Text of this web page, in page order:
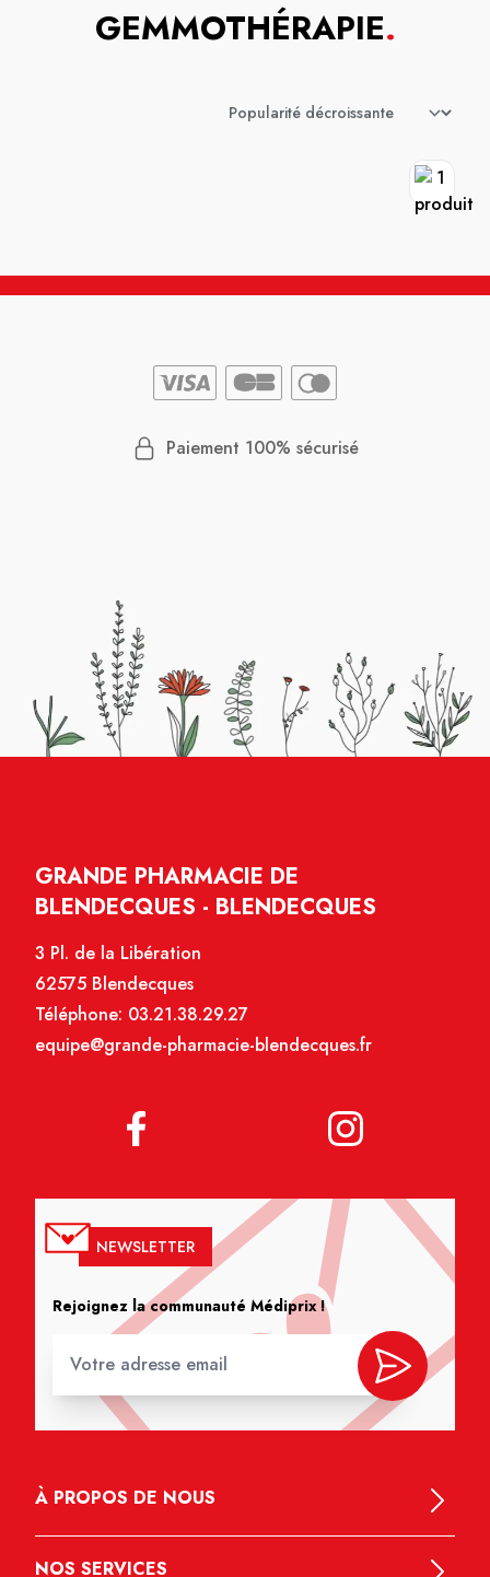
GEMMOTHÉRAPIE.
Paiement 100% sécurisé
GRANDE PHARMACIE DE
BLENDECQUES - BLENDECQUES
3 Pl. de la Libération
62575 Blendecques
Téléphone: 03.21.38.29.27
equipe@grande-pharmacie-blendecques.fr
NEWSLETTER
Rejoignez la communauté Médiprix !
À PROPOS DE NOUS
NOS SERVICES